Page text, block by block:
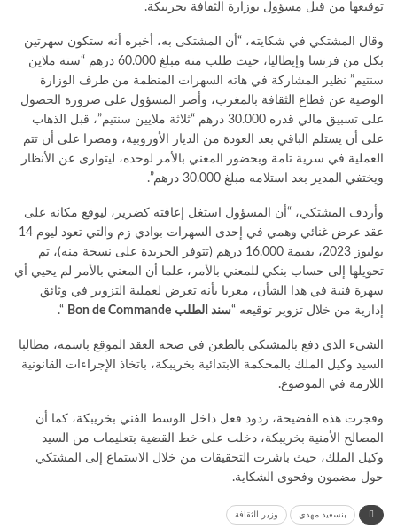
توقيعها من قبل مسؤول بوزارة الثقافة بخريبكة.
وقال المشتكي في شكايته، “أن المشتكى به، أخبره أنه ستكون سهرتين
بكل من فرنسا وإيطاليا، حيث طلب منه مبلغ 60.000 درهم “ستة ملاين
سنتيم” نظير المشاركة في هاته السهرات المنظمة من طرف الوزارة
الوصية عن قطاع الثقافة بالمغرب، وأصر المسؤول على ضرورة الحصول
على تسبيق مالي قدره 30.000 درهم “ثلاثة ملايين سنتيم”، قبل الذهاب
على أن يستلم الباقي بعد العودة من الديار الأوروبية، ومصرا على أن تتم
العملية في سرية تامة وبحضور المعني بالأمر لوحده، ليتوارى عن الأنظار
ويختفي المدير بعد استلامه مبلغ 30.000 درهم”.
وأردف المشتكي، “أن المسؤول استغل إعاقته كضرير، ليوقع مكانه على
عقد عرض غنائي وهمي في إحدى السهرات بوادي زم والتي تعود ليوم 14
يوليوز 2023، بقيمة 16.000 درهم (تتوفر الجريدة على نسخة منه)، تم
تحويلها إلى حساب بنكي للمعني بالأمر، علما أن المعني بالأمر لم يحيي أي
سهرة فنية في هذا الشأن، معربا بأنه تعرض لعملية التزوير في وثائق
إدارية من خلال تزوير توقيعه “سند الطلب Bon de Commande
“.
الشيء الذي دفع بالمشتكي بالطعن في صحة العقد الموقع باسمه، مطالبا
السيد وكيل الملك بالمحكمة الابتدائية بخريبكة، باتخاذ الإجراءات القانونية
اللازمة في الموضوع.
وفجرت هذه الفضيحة، ردود فعل داخل الوسط الفني بخريبكة، كما أن
المصالح الأمنية بخريبكة، دخلت على خط القضية بتعليمات من السيد
وكيل الملك، حيث باشرت التحقيقات من خلال الاستماع إلى المشتكي
حول مضمون وفحوى الشكاية.
بنسعيد مهدي وزير الثقافة